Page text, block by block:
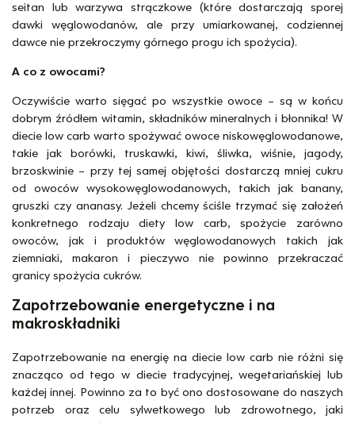
seitan lub warzywa strączkowe (które dostarczają sporej
dawki węglowodanów, ale przy umiarkowanej, codziennej
dawce nie przekroczymy górnego progu ich spożycia).
A co z owocami?
Oczywiście warto sięgać po wszystkie owoce – są w końcu
dobrym źródłem witamin, składników mineralnych i błonnika! W
diecie low carb warto spożywać owoce niskowęglowodanowe,
takie jak borówki, truskawki, kiwi, śliwka, wiśnie, jagody,
brzoskwinie – przy tej samej objętości dostarczą mniej cukru
od owoców wysokowęglowodanowych, takich jak banany,
gruszki czy ananasy. Jeżeli chcemy ściśle trzymać się założeń
konkretnego rodzaju diety low carb, spożycie zarówno
owoców, jak i produktów węglowodanowych takich jak
ziemniaki, makaron i pieczywo nie powinno przekraczać
granicy spożycia cukrów.
Zapotrzebowanie energetyczne i na
makroskładniki
Zapotrzebowanie na energię na diecie low carb nie różni się
znacząco od tego w diecie tradycyjnej, wegetariańskiej lub
każdej innej. Powinno za to być ono dostosowane do naszych
potrzeb oraz celu sylwetkowego lub zdrowotnego, jaki